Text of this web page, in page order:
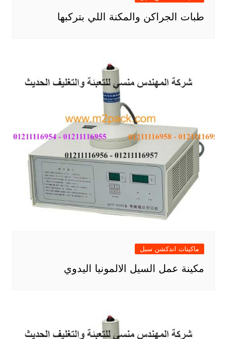
طبات الجراكن والمكنة اللي بتركبها
ماكينات اندكشن سيل
مكينة عمل السيل الالمونيا اليدوي